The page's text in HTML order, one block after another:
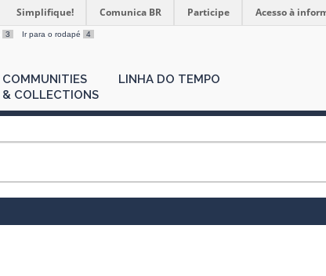
Simplifique! Comunica BR Participe Acesso à
3 Ir para o rodapé 4
COMMUNITIES
& COLLECTIONS
LINHA DO TEMPO